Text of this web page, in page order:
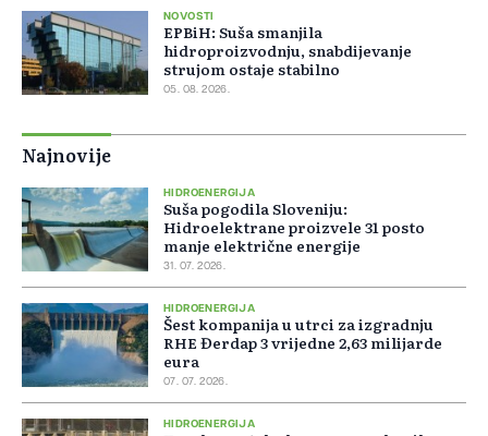
NOVOSTI
EPBiH: Suša smanjila
hidroproizvodnju, snabdijevanje
strujom ostaje stabilno
05. 08. 2026.
Najnovije
HIDROENERGIJA
Suša pogodila Sloveniju:
Hidroelektrane proizvele 31 posto
manje električne energije
31. 07. 2026.
HIDROENERGIJA
Šest kompanija u utrci za izgradnju
RHE Đerdap 3 vrijedne 2,63 milijarde
eura
07. 07. 2026.
HIDROENERGIJA